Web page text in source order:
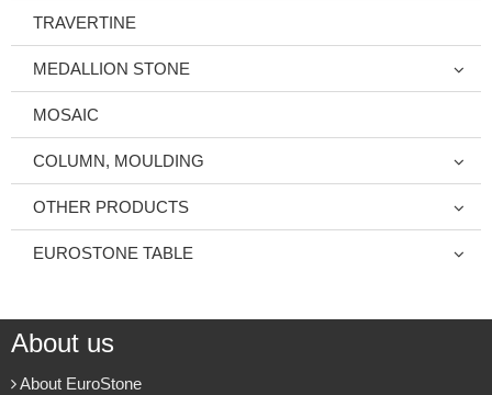
TRAVERTINE
MEDALLION STONE
MOSAIC
COLUMN, MOULDING
OTHER PRODUCTS
EUROSTONE TABLE
About us
About EuroStone